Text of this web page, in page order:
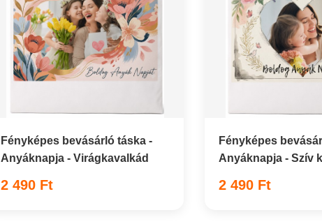
Fényképes bevásárló táska -
Anyáknapja - Virágkavalkád
2 490 Ft
Fényképes
Anyáknapja - Szív
2 490 Ft